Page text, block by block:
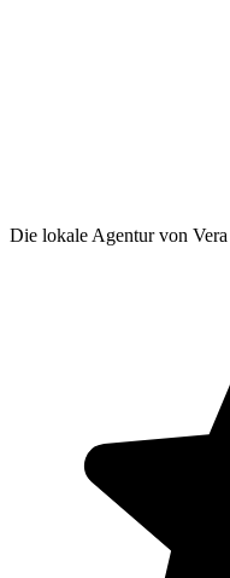
Die lokale Agentur von Vera